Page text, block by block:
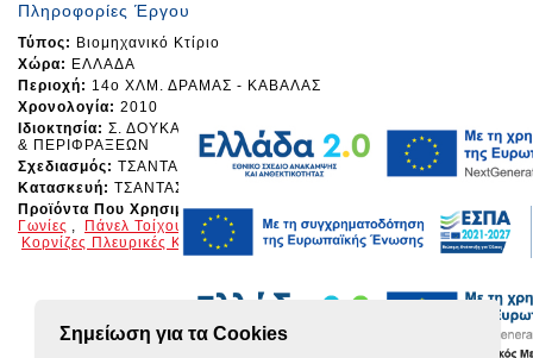
Πληροφορίες Έργου
Τύπος: Βιομηχανικό Κτίριο
Χώρα: ΕΛΛΑΔΑ
Περιοχή: 14ο ΧΛΜ. ΔΡΑΜΑΣ - ΚΑΒΑΛΑΣ
Χρονολογία: 2010
Ιδιοκτησία: Σ. ΔΟΥΚΑΣ Α.Ε. - ΒΙΟΤΕΧΝΙΑ ΣΥΡΜΑΤΟΠΛΕΓΜΑΤΩΝ
& ΠΕΡΙΦΡΑΞΕΩΝ
Σχεδιασμός: ΤΣΑΝΤΑΣ Ι. ΠΑΝΑΓΙΩΤΗΣ
Κατασκευή: ΤΣΑΝΤΑΣ Ι. ΠΑΝΑΓΙΩΤΗΣ
Προϊόντα Που Χρησιμοποιήθηκαν:
Καμπύλες Κατακόρυφες
Γωνίες , Πάνελ Τοίχου ΜικρονεύρωσηςPW-D , Σφαιρικά Καπέλα ,
Κορνίζες Πλευρικές Καμπύλες
Ειδικά Τεμάχια Κατά Παραγγελία
Σημείωση για τα Cookies